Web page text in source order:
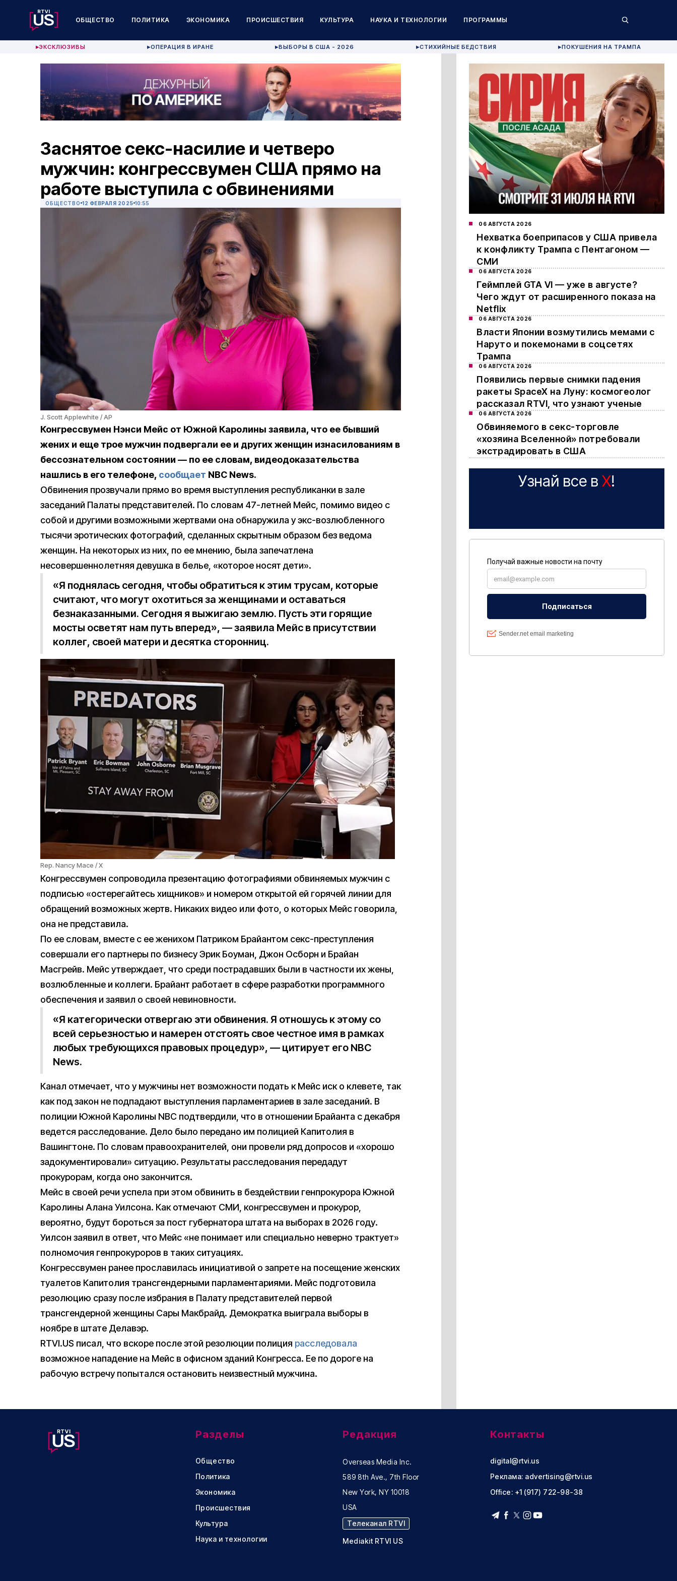
ОБЩЕСТВО ПОЛИТИКА ЭКОНОМИКА ПРОИСШЕСТВИЯ КУЛЬТУРА НАУКА И ТЕХНОЛОГИИ ПРОГРАММЫ
▶ЭКСКЛЮЗИВЫ ▶ОПЕРАЦИЯ В ИРАНЕ ▶ВЫБОРЫ В США - 2026 ▶СТИХИЙНЫЕ БЕДСТВИЯ ▶ПОКУШЕНИЯ НА ТРАМПА
Заснятое секс-насилие и четверо
мужчин: конгрессвумен США прямо на
работе выступила с обвинениями
ОБЩЕСТВО 12 ФЕВРАЛЯ 2025 10:55
J. Scott Applewhite / AP
Конгрессвумен Нэнси Мейс от Южной Каролины заявила, что ее бывший
жених и еще трое мужчин подвергали ее и других женщин изнасилованиям в
бессознательном состоянии — по ее словам, видеодоказательства
нашлись в его телефоне, сообщает NBC News.
Обвинения прозвучали прямо во время выступления республиканки в зале
заседаний Палаты представителей. По словам 47-летней Мейс, помимо видео с
собой и другими возможными жертвами она обнаружила у экс-возлюбленного
тысячи эротических фотографий, сделанных скрытным образом без ведома
женщин. На некоторых из них, по ее мнению, была запечатлена
несовершеннолетняя девушка в белье, «которое носят дети».
«Я поднялась сегодня, чтобы обратиться к этим трусам, которые
считают, что могут охотиться за женщинами и оставаться
безнаказанными. Сегодня я выжигаю землю. Пусть эти горящие
мосты осветят нам путь вперед», — заявила Мейс в присутствии
коллег, своей матери и десятка сторонниц.
Rep. Nancy Mace / X
Конгрессвумен сопроводила презентацию фотографиями обвиняемых мужчин с
подписью «остерегайтесь хищников» и номером открытой ей горячей линии для
обращений возможных жертв. Никаких видео или фото, о которых Мейс говорила,
она не представила.
По ее словам, вместе с ее женихом Патриком Брайантом секс-преступления
совершали его партнеры по бизнесу Эрик Боуман, Джон Осборн и Брайан
Масгрейв. Мейс утверждает, что среди пострадавших были в частности их жены,
возлюбленные и коллеги. Брайант работает в сфере разработки программного
обеспечения и заявил о своей невиновности.
«Я категорически отвергаю эти обвинения. Я отношусь к этому со
всей серьезностью и намерен отстоять свое честное имя в рамках
любых требующихся правовых процедур», — цитирует его NBC
News.
Канал отмечает, что у мужчины нет возможности подать к Мейс иск о клевете, так
как под закон не подпадают выступления парламентариев в зале заседаний. В
полиции Южной Каролины NBC подтвердили, что в отношении Брайанта с декабря
ведется расследование. Дело было передано им полицией Капитолия в
Вашингтоне. По словам правоохранителей, они провели ряд допросов и «хорошо
задокументировали» ситуацию. Результаты расследования передадут
прокурорам, когда оно закончится.
Мейс в своей речи успела при этом обвинить в бездействии генпрокурора Южной
Каролины Алана Уилсона. Как отмечают СМИ, конгрессвумен и прокурор,
вероятно, будут бороться за пост губернатора штата на выборах в 2026 году.
Уилсон заявил в ответ, что Мейс «не понимает или специально неверно трактует»
полномочия генпрокуроров в таких ситуациях.
Конгрессвумен ранее прославилась инициативой о запрете на посещение женских
туалетов Капитолия трансгендерными парламентариями. Мейс подготовила
резолюцию сразу после избрания в Палату представителей первой
трансгендерной женщины Сары Макбрайд. Демократка выиграла выборы в
ноябре в штате Делавэр.
RTVI.US писал, что вскоре после этой резолюции полиция расследовала
возможное нападение на Мейс в офисном зданий Конгресса. Ее по дороге на
рабочую встречу попытался остановить неизвестный мужчина.
06 АВГУСТА 2026
Нехватка боеприпасов у США привела
к конфликту Трампа с Пентагоном —
СМИ
06 АВГУСТА 2026
Геймплей GTA VI — уже в августе?
Чего ждут от расширенного показа на
Netflix
06 АВГУСТА 2026
Власти Японии возмутились мемами с
Наруто и покемонами в соцсетях
Трампа
06 АВГУСТА 2026
Появились первые снимки падения
ракеты SpaceX на Луну: космогеолог
рассказал RTVI, что узнают ученые
06 АВГУСТА 2026
Обвиняемого в секс-торговле
«хозяина Вселенной» потребовали
экстрадировать в США
Узнай все в X!
Разделы
Общество
Политика
Экономика
Происшествия
Культура
Наука и технологии
Редакция
Overseas Media Inc.
589 8th Ave., 7th Floor
New York, NY 10018
USA
Телеканал RTVI
Mediakit RTVI US
Контакты
digital@rtvi.us
Реклама: advertising@rtvi.us
Office: +1 (917) 722-98-38